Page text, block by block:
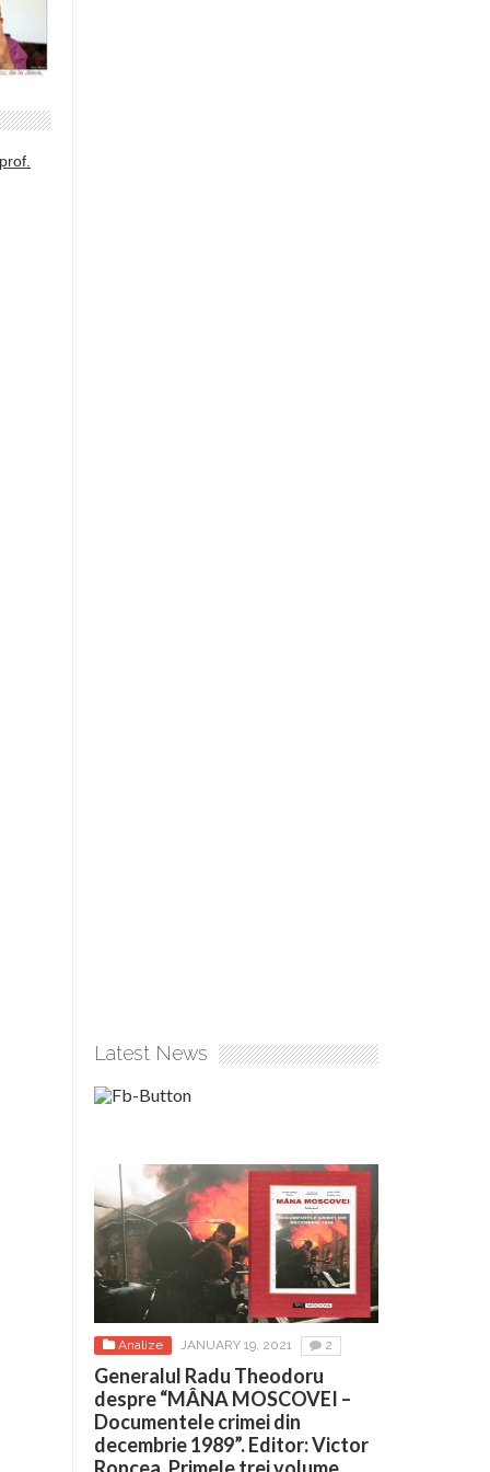
Latest News
Analize JANUARY 19, 2021 2
Generalul Radu Theodoru
despre “MÂNA MOSCOVEI –
Documentele crimei din
decembrie 1989”. Editor: Victor